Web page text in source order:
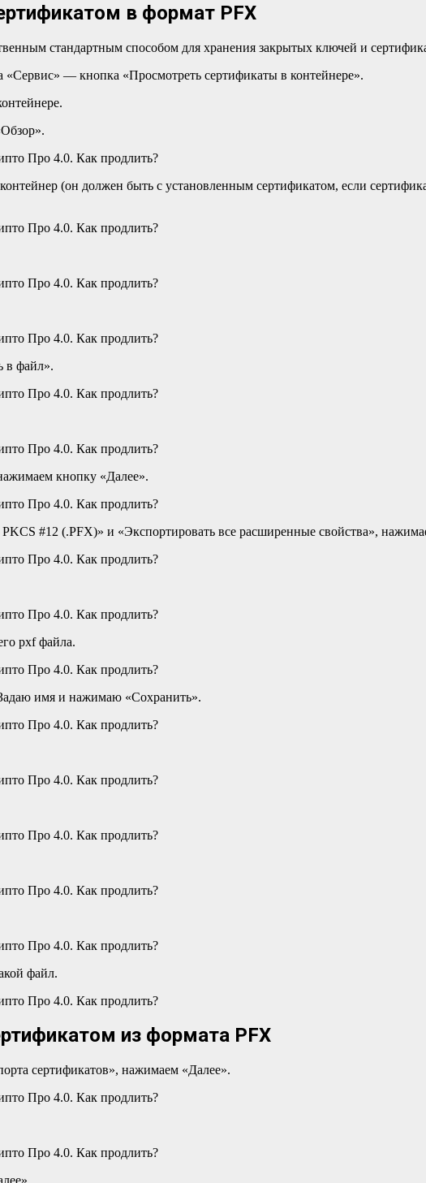
в формат PFX
стандартным способом для хранения закрытых ключей и
— кнопка «Просмотреть сертификаты в контейнере».
(он должен быть с установленным сертификатом, если
в файл».
кнопку «Далее».
#12 (.PFX)» и «Экспортировать все расширенные свойства»,
pxf файла.
имя и нажимаю «Сохранить».
файл.
из формата PFX
сертификатов», нажимаем «Далее».